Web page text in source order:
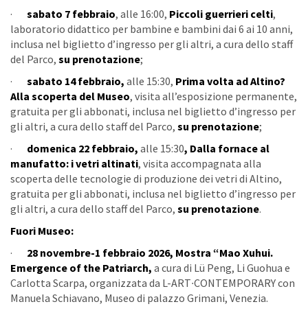
· sabato 7 febbraio, alle 16:00, Piccoli guerrieri celti,
laboratorio didattico per bambine e bambini dai 6 ai 10 anni,
inclusa nel biglietto d’ingresso per gli altri, a cura dello staff
del Parco, su prenotazione;
· sabato 14 febbraio, alle 15:30, Prima volta ad Altino?
Alla scoperta del Museo, visita all’esposizione permanente,
gratuita per gli abbonati, inclusa nel biglietto d’ingresso per
gli altri, a cura dello staff del Parco, su prenotazione;
· domenica 22 febbraio, alle 15:30, Dalla fornace al
manufatto: i vetri altinati, visita accompagnata alla
scoperta delle tecnologie di produzione dei vetri di Altino,
gratuita per gli abbonati, inclusa nel biglietto d’ingresso per
gli altri, a cura dello staff del Parco, su prenotazione.
Fuori Museo:
· 28 novembre-1 febbraio 2026, Mostra “Mao Xuhui.
Emergence of the Patriarch, a cura di Lü Peng, Li Guohua e
Carlotta Scarpa, organizzata da L-ART∙CONTEMPORARY con
Manuela Schiavano, Museo di palazzo Grimani, Venezia.